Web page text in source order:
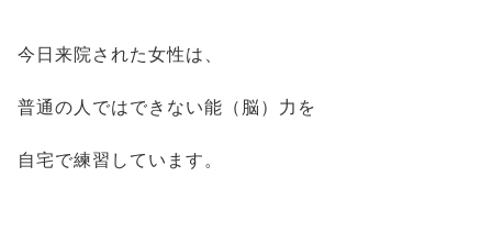
今日来院された女性は、
普通の人ではできない能（脳）力を
自宅で練習しています。